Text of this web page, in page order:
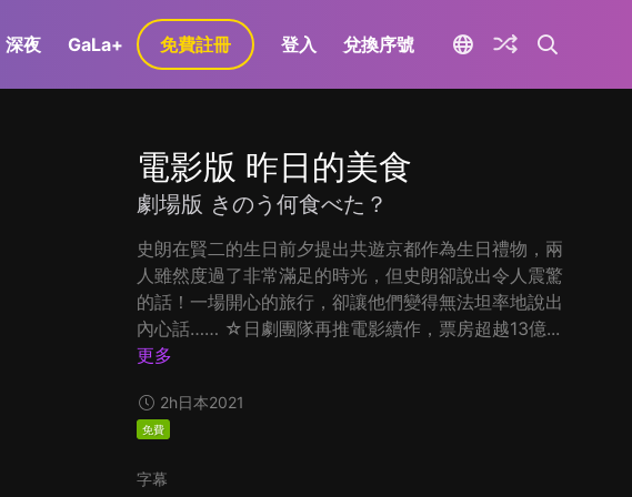
深夜 GaLa+ 免費註冊 登入 兌換序號
電影版 昨日的美食
劇場版 きのう何食べた？
史朗在賢二的生日前夕提出共遊京都作為生日禮物，兩
人雖然度過了非常滿足的時光，但史朗卻說出令人震驚
的話！一場開心的旅行，卻讓他們變得無法坦率地說出
內心話…… ☆日劇團隊再推電影續作，票房超越13億...
更多
2h日本2021
免費
字幕